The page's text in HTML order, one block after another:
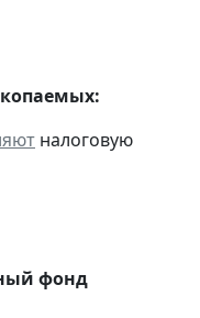
налоговую
фонд